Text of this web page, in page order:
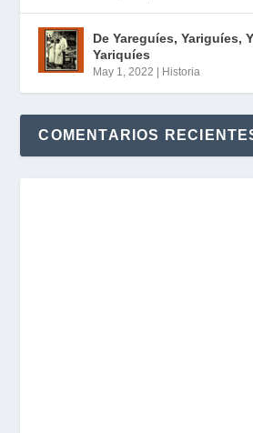
De Yareguíes, Yariguíes,
Yariquíes
May 1, 2022 Historia
COMENTARIOS